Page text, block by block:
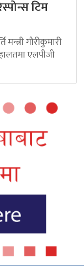
टिम
गौरीकुमारी
एलपीजी